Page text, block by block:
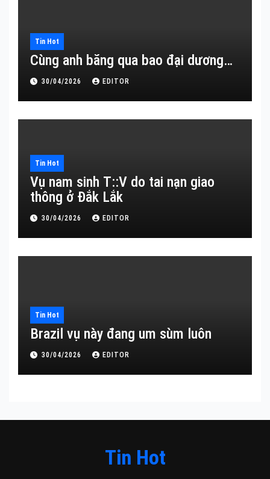
Tin Hot
Cùng anh băng qua bao đại dương…
30/04/2026 EDITOR
Tin Hot
Vụ nam sinh T::V do tai nạn giao
thông ở Đắk Lắk
30/04/2026 EDITOR
Tin Hot
Brazil vụ này đang um sùm luôn
30/04/2026 EDITOR
Tin Hot